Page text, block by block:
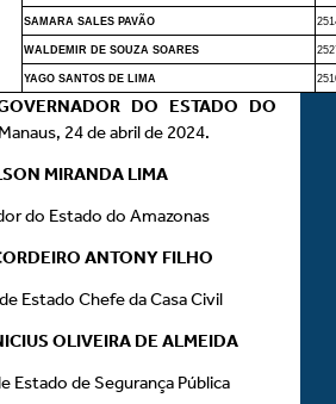
SAMARA SALES PAVÃO
WALDEMIR DE SOUZA SOARES
YAGO SANTOS DE LIMA
DO ESTADO DO
24 de abril de 2024.
MIRANDA LIMA
do Estado do Amazonas
ANTONY FILHO
Estado Chefe da Casa Civil
OLIVEIRA DE ALMEIDA
Estado de Segurança Pública